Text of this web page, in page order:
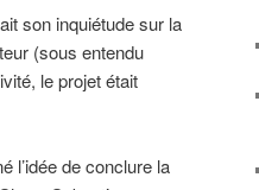
son inquiétude sur la
(sous entendu
le projet était
l’idée de conclure la